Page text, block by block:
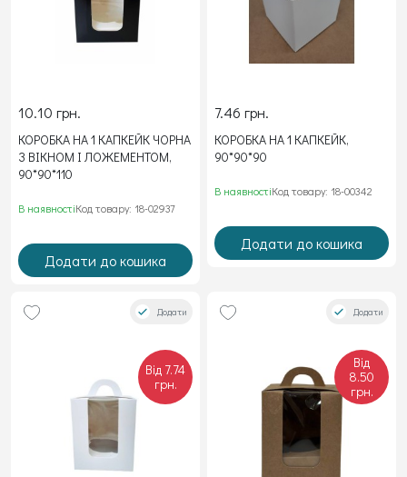
10.10 грн.
КОРОБКА НА 1 КАПКЕЙК ЧОРНА
З ВІКНОМ І ЛОЖЕМЕНТОМ,
90*90*110
В наявностіКод товару: 18-02937
Додати до кошика
7.46 грн.
КОРОБКА НА 1 КАПКЕЙК,
90*90*90
В наявностіКод товару: 18-00342
Додати до кошика
Додати
Від 7.74
грн.
Додати
Від
8.50
грн.